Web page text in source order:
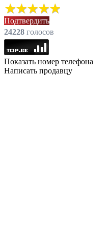
Подтвердить
24228 голоcов
Показать номер телефона
Написать продавцу